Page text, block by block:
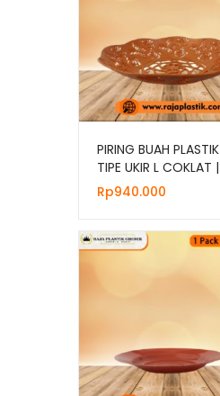
PIRING BUAH PLASTIK
TIPE UKIR L COKLAT |
JUAL HARGA GROSIR
Rp940.000